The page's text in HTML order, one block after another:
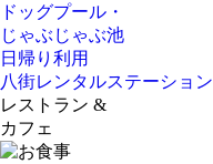
ドッグプール・
じゃぶじゃぶ池
日帰り利用
八街レンタルステーション
レストラン &
カフェ